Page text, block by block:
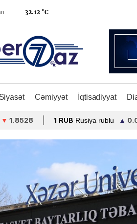
32.12 °C
Siyasət Cəmiyyət İqtisadiyyat
1 RUB Rusiya rublu ▲0.0208